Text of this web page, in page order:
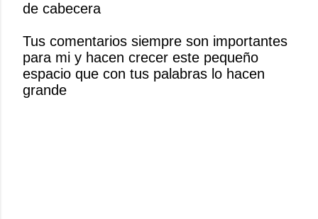
a
u
n
c
o
de cabecera
Tus comentarios siempre son importantes
para mi y hacen crecer este pequeño
espacio que con tus palabras lo hacen
grande